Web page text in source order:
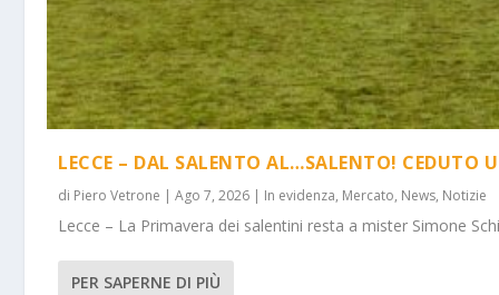
LECCE – DAL SALENTO AL…SALENTO! CEDUTO
di Piero Vetrone |Ago 7, 2026 | In evidenza, Mercato, News, Notizie
Lecce – La Primavera dei salentini resta a mister Simone
PER SAPERNE DI PIÙ